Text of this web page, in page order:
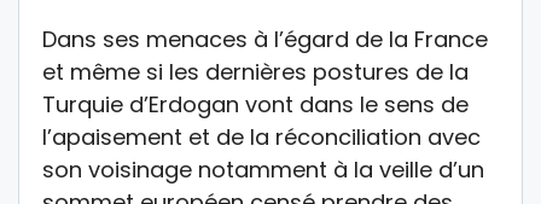
Dans ses menaces à l’égard de la France
et même si les dernières postures de la
Turquie d’Erdogan vont dans le sens de
l’apaisement et de la réconciliation avec
son voisinage notamment à la veille d’un